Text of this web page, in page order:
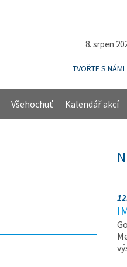
8. srpen
TVOŘTE S NÁMI
Všehochuť Kalendář akcí